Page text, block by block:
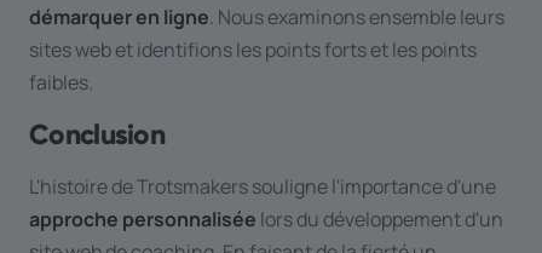
démarquer en ligne. Nous examinons ensemble leurs
sites web et identifions les points forts et les points
faibles.
Conclusion
L'histoire de Trotsmakers souligne l'importance d'une
approche personnalisée lors du développement d'un